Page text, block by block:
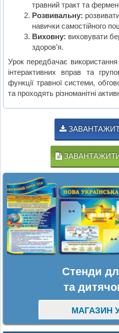
травний тракт та
Розвивальну:
навички самостійного
Виховну: виховувати
здоров’я.
Урок передбачає використання
інтерактивних вправ та
функції травної системи,
та проходять різноманітні
Стенди
та
МАГАЗИН